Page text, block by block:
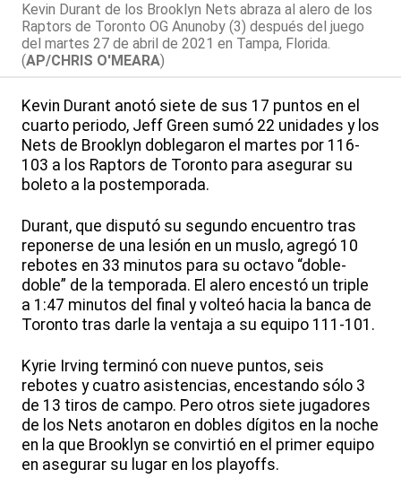
Kevin Durant de los Brooklyn Nets abraza al alero de los
Raptors de Toronto OG Anunoby (3) después del juego
del martes 27 de abril de 2021 en Tampa, Florida.
(AP/CHRIS O'MEARA)
Kevin Durant anotó siete de sus 17 puntos en el
cuarto periodo, Jeff Green sumó 22 unidades y los
Nets de Brooklyn doblegaron el martes por 116-
103 a los Raptors de Toronto para asegurar su
boleto a la postemporada.
Durant, que disputó su segundo encuentro tras
reponerse de una lesión en un muslo, agregó 10
rebotes en 33 minutos para su octavo “doble-
doble” de la temporada. El alero encestó un triple
a 1:47 minutos del final y volteó hacia la banca de
Toronto tras darle la ventaja a su equipo 111-101.
Kyrie Irving terminó con nueve puntos, seis
rebotes y cuatro asistencias, encestando sólo 3
de 13 tiros de campo. Pero otros siete jugadores
de los Nets anotaron en dobles dígitos en la noche
en la que Brooklyn se convirtió en el primer equipo
en asegurar su lugar en los playoffs.